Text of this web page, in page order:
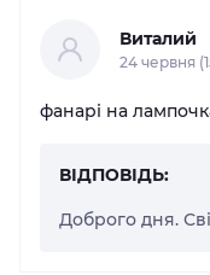
Виталий
24 червня
фанарі на
ВІДПОВІДЬ:
Доброго дня.